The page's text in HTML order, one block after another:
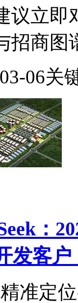
议立即
招商图
06关
：
发客
准定